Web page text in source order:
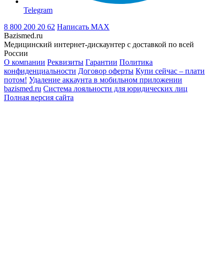
Telegram
8 800 200 20 62 Написать MAX
Bazismed.ru
Медицинский интернет-дискаунтер с доставкой по всей
России
О компании Реквизиты Гарантии Политика
конфиденциальности Договор оферты Купи сейчас – плати
потом! Удаление аккаунта в мобильном приложении
bazismed.ru Система лояльности для юридических лиц
Полная версия сайта